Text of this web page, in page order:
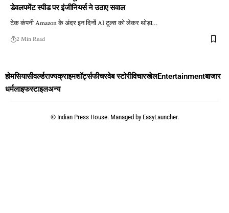
डेवलपमेंट स्पीड पर इंजीनियर्स ने उठाए सवाल
टेक कंपनी Amazon के अंदर इन दिनों AI टूल्स को लेकर थोड़ा…
2 Min Read
होमसियासीवर्ल्डराज्यक्राइमशॉर्ट्सफीचरवेब स्टोरीविचारखेलEntertainmentबाजार
धर्मलाइफस्टाइलअन्य
© Indian Press House. Managed by EasyLauncher.